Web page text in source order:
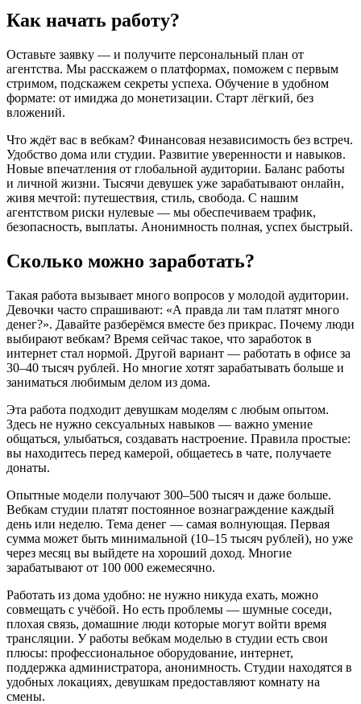
Как начать работу?
Оставьте заявку — и получите персональный план от
агентства. Мы расскажем о платформах, поможем с первым
стримом, подскажем секреты успеха. Обучение в удобном
формате: от имиджа до монетизации. Старт лёгкий, без
вложений.
Что ждёт вас в вебкам? Финансовая независимость без встреч.
Удобство дома или студии. Развитие уверенности и навыков.
Новые впечатления от глобальной аудитории. Баланс работы
и личной жизни. Тысячи девушек уже зарабатывают онлайн,
живя мечтой: путешествия, стиль, свобода. С нашим
агентством риски нулевые — мы обеспечиваем трафик,
безопасность, выплаты. Анонимность полная, успех быстрый.
Сколько можно заработать?
Такая работа вызывает много вопросов у молодой аудитории.
Девочки часто спрашивают: «А правда ли там платят много
денег?». Давайте разберёмся вместе без прикрас. Почему люди
выбирают вебкам? Время сейчас такое, что заработок в
интернет стал нормой. Другой вариант — работать в офисе за
30–40 тысяч рублей. Но многие хотят зарабатывать больше и
заниматься любимым делом из дома.
Эта работа подходит девушкам моделям с любым опытом.
Здесь не нужно сексуальных навыков — важно умение
общаться, улыбаться, создавать настроение. Правила простые:
вы находитесь перед камерой, общаетесь в чате, получаете
донаты.
Опытные модели получают 300–500 тысяч и даже больше.
Вебкам студии платят постоянное вознаграждение каждый
день или неделю. Тема денег — самая волнующая. Первая
сумма может быть минимальной (10–15 тысяч рублей), но уже
через месяц вы выйдете на хороший доход. Многие
зарабатывают от 100 000 ежемесячно.
Работать из дома удобно: не нужно никуда ехать, можно
совмещать с учёбой. Но есть проблемы — шумные соседи,
плохая связь, домашние люди которые могут войти время
трансляции. У работы вебкам моделью в студии есть свои
плюсы: профессиональное оборудование, интернет,
поддержка администратора, анонимность. Студии находятся в
удобных локациях, девушкам предоставляют комнату на
смены.